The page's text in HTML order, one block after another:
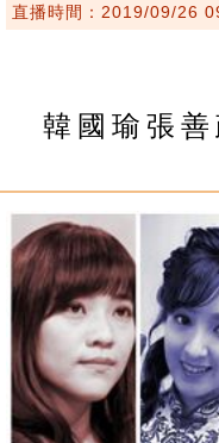
直播時間：2019/09/26
韓國瑜張